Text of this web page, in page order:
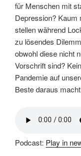
für Menschen mit
Depression? Kaum
stellen während
zu lösendes
obwohl diese nicht
Vorschrift sind?
Pandemie auf
Beste daraus
Podcast: Play in